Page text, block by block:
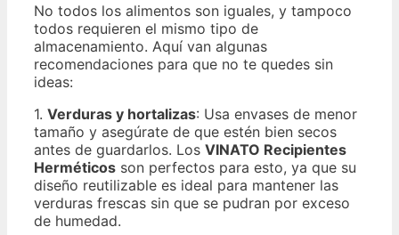
No todos los alimentos son iguales, y tampoco
todos requieren el mismo tipo de
almacenamiento. Aquí van algunas
recomendaciones para que no te quedes sin
ideas:
1. Verduras y hortalizas: Usa envases de menor
tamaño y asegúrate de que estén bien secos
antes de guardarlos. Los VINATO Recipientes
Herméticos son perfectos para esto, ya que su
diseño reutilizable es ideal para mantener las
verduras frescas sin que se pudran por exceso
de humedad.